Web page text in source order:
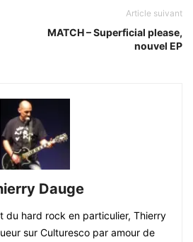
Article suivant
MATCH – Superficial please,
nouvel EP
Dauge
du hard rock en particulier, Thierry
sur Culturesco par amour de